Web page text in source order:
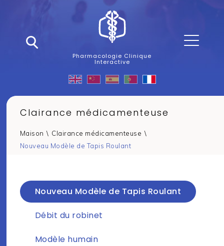
Pharmacologie Clinique
Interactive
Clairance médicamenteuse
Maison \ Clairance médicamenteuse \
Nouveau Modèle de Tapis Roulant
Nouveau Modèle de Tapis Roulant
Débit du robinet
Modèle humain